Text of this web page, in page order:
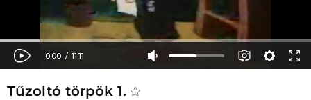
Tűzoltó törpök 1.